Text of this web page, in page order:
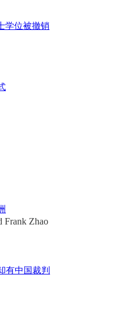
学位被撤销
Frank Zhao
有中国裁判